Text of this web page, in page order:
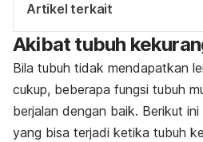
Artikel terkait
Akibat tubuh
Bila tubuh tidak mendapatkan
cukup, beberapa fungsi tubuh
berjalan dengan baik. Berikut
yang bisa terjadi ketika tubuh